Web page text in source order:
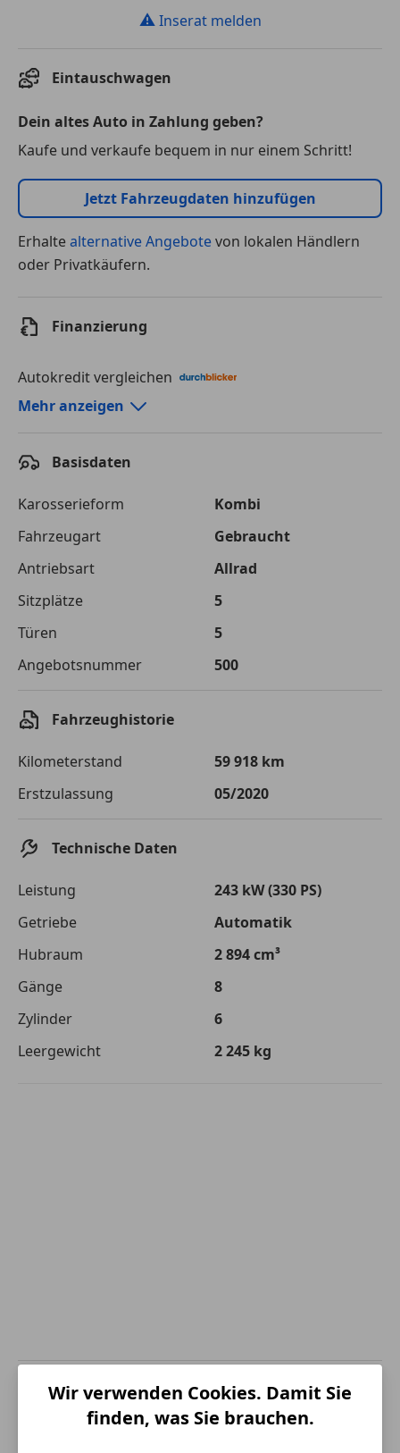
⚠ Inserat melden
Eintauschwagen
Dein altes Auto in Zahlung geben?
Kaufe und verkaufe bequem in nur einem Schritt!
Jetzt Fahrzeugdaten hinzufügen
Erhaltealternative Angebotevon lokalen Händlern
oder Privatkäufern.
Finanzierung
Autokredit vergleichen
Autokredit-Rechner von durchblicker.at
Laufzeit
120 Monate
Kreditbetrag
€ 74 900,-
Zu zahlender
Gesamtbetrag
€ 105 520,-
Einberechnete Gebühren
€ 0,-
Monatliche Rate € 879,33
Jahre. Zinsspanne Sollzinssatz: 2,90% - 14,90%.
Mehr anzeigen
Basisdaten
Karosserieform
Kombi
Fahrzeugart
Gebraucht
Antriebsart
Allrad
Sitzplätze
5
Türen
5
Angebotsnummer
500
Fahrzeughistorie
Kilometerstand
59 918 km
Erstzulassung
05/2020
Technische Daten
Leistung
243 kW (330 PS)
Getriebe
Automatik
Hubraum
2 894 cm³
Gänge
8
Zylinder
6
Leergewicht
2 245 kg
Energieverbrauch
Wir verwenden Cookies. Damit Sie
finden, was Sie brauchen.